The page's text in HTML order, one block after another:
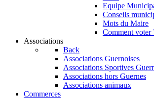
Equipe
Conseils
Mots du Maire
Comment voter
Associations
Back
Associations Guernoises
Associations Sportives
Associations hors Guernes
Associations animaux
Commerces